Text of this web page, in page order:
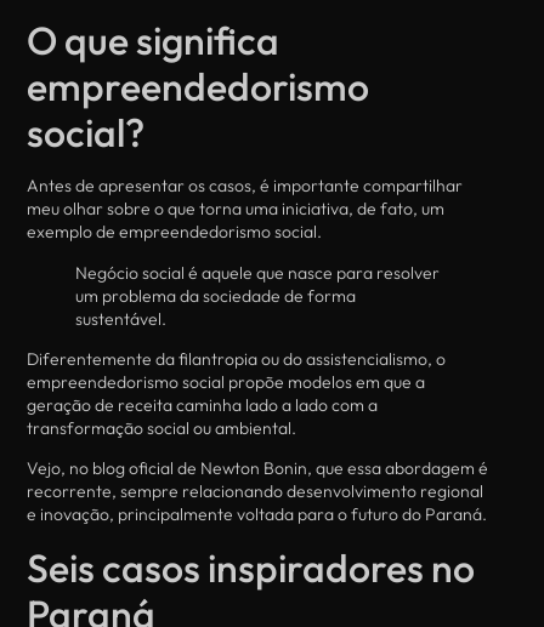
O que significa
empreendedorismo
social?
Antes de apresentar os casos, é importante compartilhar
meu olhar sobre o que torna uma iniciativa, de fato, um
exemplo de empreendedorismo social.
Negócio social é aquele que nasce para resolver
um problema da sociedade de forma
sustentável.
Diferentemente da filantropia ou do assistencialismo, o
empreendedorismo social propõe modelos em que a
geração de receita caminha lado a lado com a
transformação social ou ambiental.
Vejo, no blog oficial de Newton Bonin, que essa abordagem é
recorrente, sempre relacionando desenvolvimento regional
e inovação, principalmente voltada para o futuro do Paraná.
Seis casos inspiradores no
Paraná